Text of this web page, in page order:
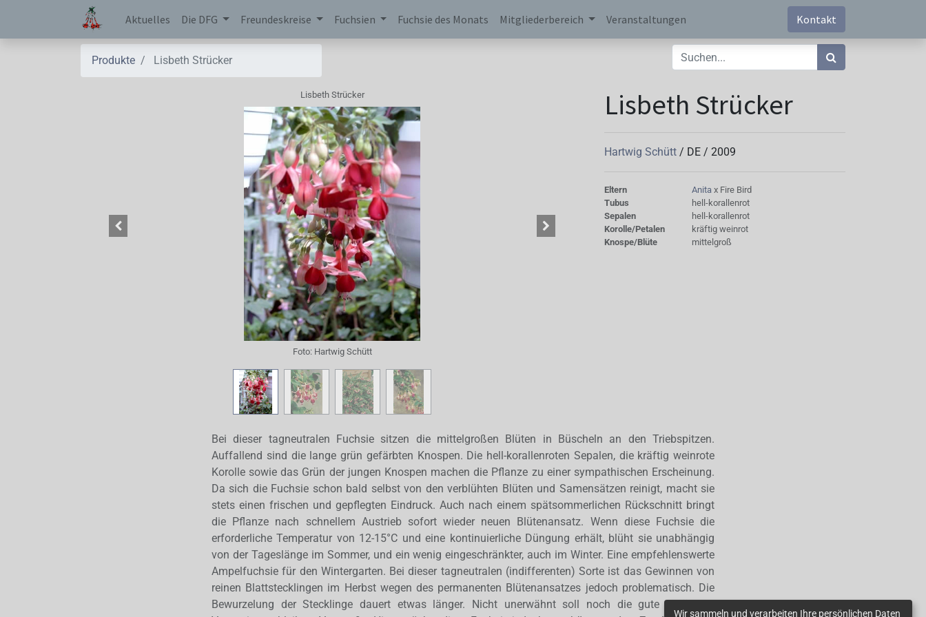
Aktuelles Die DFG Freundeskreise Fuchsien Fuchsie des Monats Mitgliederbereich Veranstaltungen Kontakt
Produkte Lisbeth Strücker
Lisbeth Strücker
Foto: Hartwig Schütt
Lisbeth Strücker
Hartwig Schütt / DE / 2009
Eltern Anita x Fire Bird
Tubus
hell-korallenrot
Sepalen
hell-korallenrot
Korolle/Petalen
kräftig weinrot
Knospe/Blüte
mittelgroß
Bei dieser tagneutralen Fuchsie sitzen die mittelgroßen Blüten in Büscheln an den Triebspitzen.
Auffallend sind die lange grün gefärbten Knospen. Die hell-korallenroten Sepalen, die kräftig weinrote
Korolle sowie das Grün der jungen Knospen machen die Pflanze zu einer sympathischen Erscheinung.
Da sich die Fuchsie schon bald selbst von den verblühten Blüten und Samensätzen reinigt, macht sie
stets einen frischen und gepflegten Eindruck. Auch nach einem spätsommerlichen Rückschnitt bringt
die Pflanze nach schnellem Austrieb sofort wieder neuen Blütenansatz. Wenn diese Fuchsie die
erforderliche Temperatur von 12-15°C und eine kontinuierliche Düngung erhält, blüht sie unabhängig
von der Tageslänge im Sommer, und ein wenig eingeschränkter, auch im Winter. Eine empfehlenswerte
Ampelfuchsie für den Wintergarten. Bei dieser tagneutralen (indifferenten) Sorte ist das Gewinnen von
reinen Blattstecklingen im Herbst wegen des permanenten Blütenansatzes jedoch problematisch. Die
Bewurzelung der Stecklinge dauert etwas länger. Nicht unerwähnt soll noch die gute natürliche
Wir sammeln und verarbeiten Ihre persönlichen Daten